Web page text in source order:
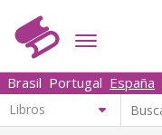
Brasil Portugal España